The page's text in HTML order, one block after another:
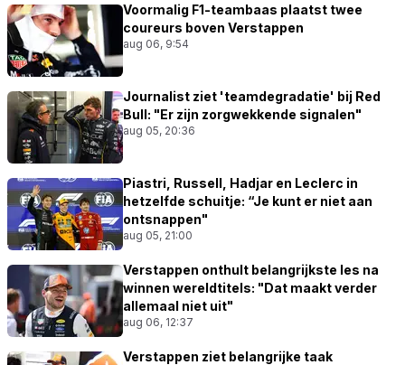
Voormalig F1-teambaas plaatst twee
coureurs boven Verstappen
aug 06, 9:54
Journalist ziet 'teamdegradatie' bij Red
Bull: "Er zijn zorgwekkende signalen"
aug 05, 20:36
Piastri, Russell, Hadjar en Leclerc in
hetzelfde schuitje: “Je kunt er niet aan
ontsnappen"
aug 05, 21:00
Verstappen onthult belangrijkste les na
winnen wereldtitels: "Dat maakt verder
allemaal niet uit"
aug 06, 12:37
Verstappen ziet belangrijke taak